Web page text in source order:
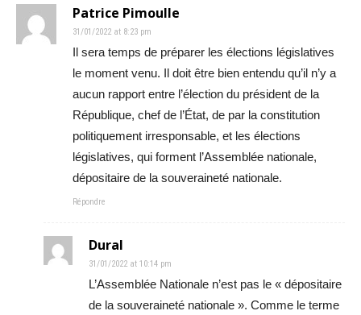
Patrice Pimoulle
31/01/2022 at 8:23 pm
Il sera temps de préparer les élections législatives
le moment venu. Il doit être bien entendu qu’il n’y a
aucun rapport entre l’élection du président de la
République, chef de l’État, de par la constitution
politiquement irresponsable, et les élections
législatives, qui forment l’Assemblée nationale,
dépositaire de la souveraineté nationale.
Répondre
Dural
31/01/2022 at 10:14 pm
L’Assemblée Nationale n’est pas le « dépositaire
de la souveraineté nationale ». Comme le terme